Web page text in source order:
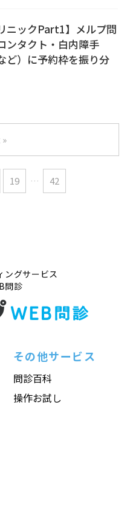
ニックPart1】メルプ問
ンタクト・白内障手
ど）に予約枠を振り分
19 … 42
ングサービス
問診
その他サービス
問診百科
操作お試し